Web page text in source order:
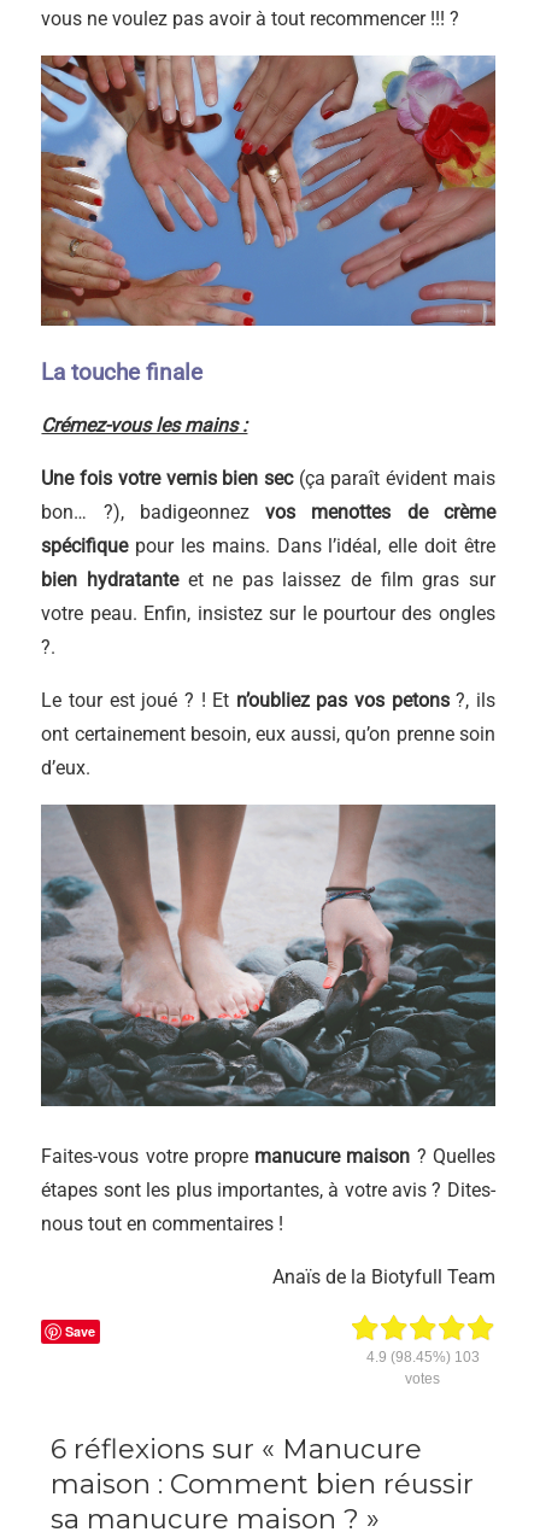
vous ne voulez pas avoir à tout recommencer !!! ?
La touche finale
Crémez-vous les mains :
Une fois votre vernis bien sec(ça paraît évident mais
bon… ?), badigeonnezvos menottes de crème
spécifiquepour les mains. Dans l’idéal, elle doit être
bien hydratanteet ne pas laissez de film gras sur
votre peau. Enfin, insistez sur le pourtour des ongles
?.
Le tour est joué ? ! Et n’oubliez pas vos petons?, ils
ont certainement besoin, eux aussi, qu’on prenne soin
d’eux.
Faites-vous votre propre manucure maison ? Quelles
étapes sont les plus importantes, à votre avis ? Dites-
nous tout en commentaires !
Anaïs de la Biotyfull Team
4.9 (98.45%) 103
votes
Save
6 réflexions sur « Manucure
maison : Comment bien réussir
sa manucure maison ? »